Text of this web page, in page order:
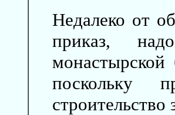
Недалеко от
приказ,
монастырской
поскольку